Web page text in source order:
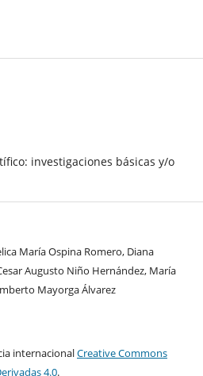
investigaciones básicas y/o
María Ospina Romero, Diana
Augusto Niño Hernández, María
Mayorga Álvarez
internacionalCreative Commons
4.0.